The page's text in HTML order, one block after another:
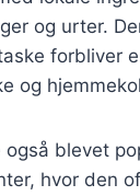
og urter.
forbliver
og
også blevet
hvor den